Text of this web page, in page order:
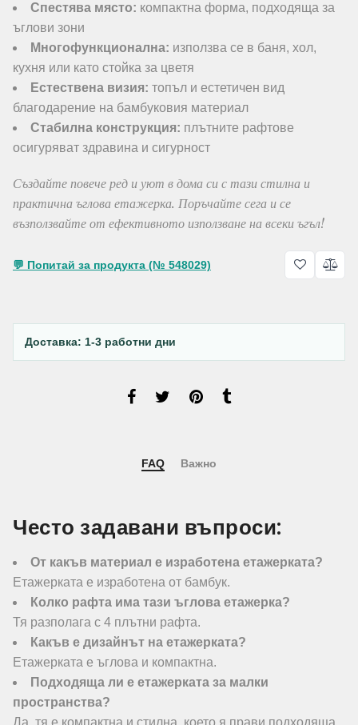
Спестява място: компактна форма, подходяща за
ъглови зони
Многофункционална: използва се в баня, хол,
кухня или като стойка за цветя
Естествена визия: топъл и естетичен вид
благодарение на бамбуковия материал
Стабилна конструкция: плътните рафтове
осигуряват здравина и сигурност
Създайте повече ред и уют в дома си с тази стилна и
практична ъглова етажерка. Поръчайте сега и се
възползвайте от ефективното използване на всеки ъгъл!
💬 Попитай за продукта (№ 548029)
Доставка: 1-3 работни дни
FAQ Важно
Често задавани въпроси:
От какъв материал е изработена етажерката?
Етажерката е изработена от бамбук.
Колко рафта има тази ъглова етажерка?
Тя разполага с 4 плътни рафта.
Какъв е дизайнът на етажерката?
Етажерката е ъглова и компактна.
Подходяща ли е етажерката за малки
пространства?